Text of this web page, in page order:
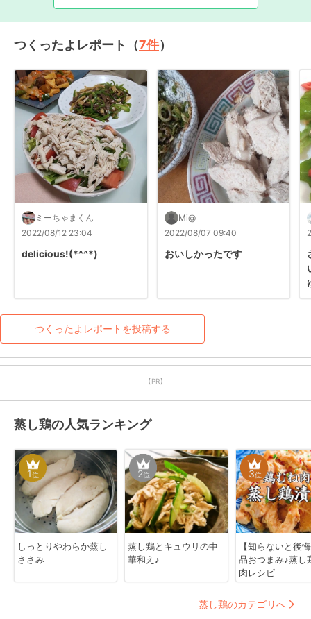
つくったよレポート（7件）
ミーちゃまくん
2022/08/12 23:04
delicious!(*^^*)
Mi@
2022/08/07 09:40
おいしかったです
つくったよレポートを投稿する
【PR】
蒸し鶏の人気ランキング
1位
しっとりやわらか蒸し
ささみ
2位
蒸し鶏とキュウリの中
華和え♪
3位
【知らないと後
品おつまみ♪蒸し
肉レシピ
蒸し鶏のカテゴリへ